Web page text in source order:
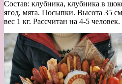
Состав: клубника, клубника в
ягод, мята. Посыпки. Высота 35
вес 1 кг. Рассчитан на 4-5 человек.